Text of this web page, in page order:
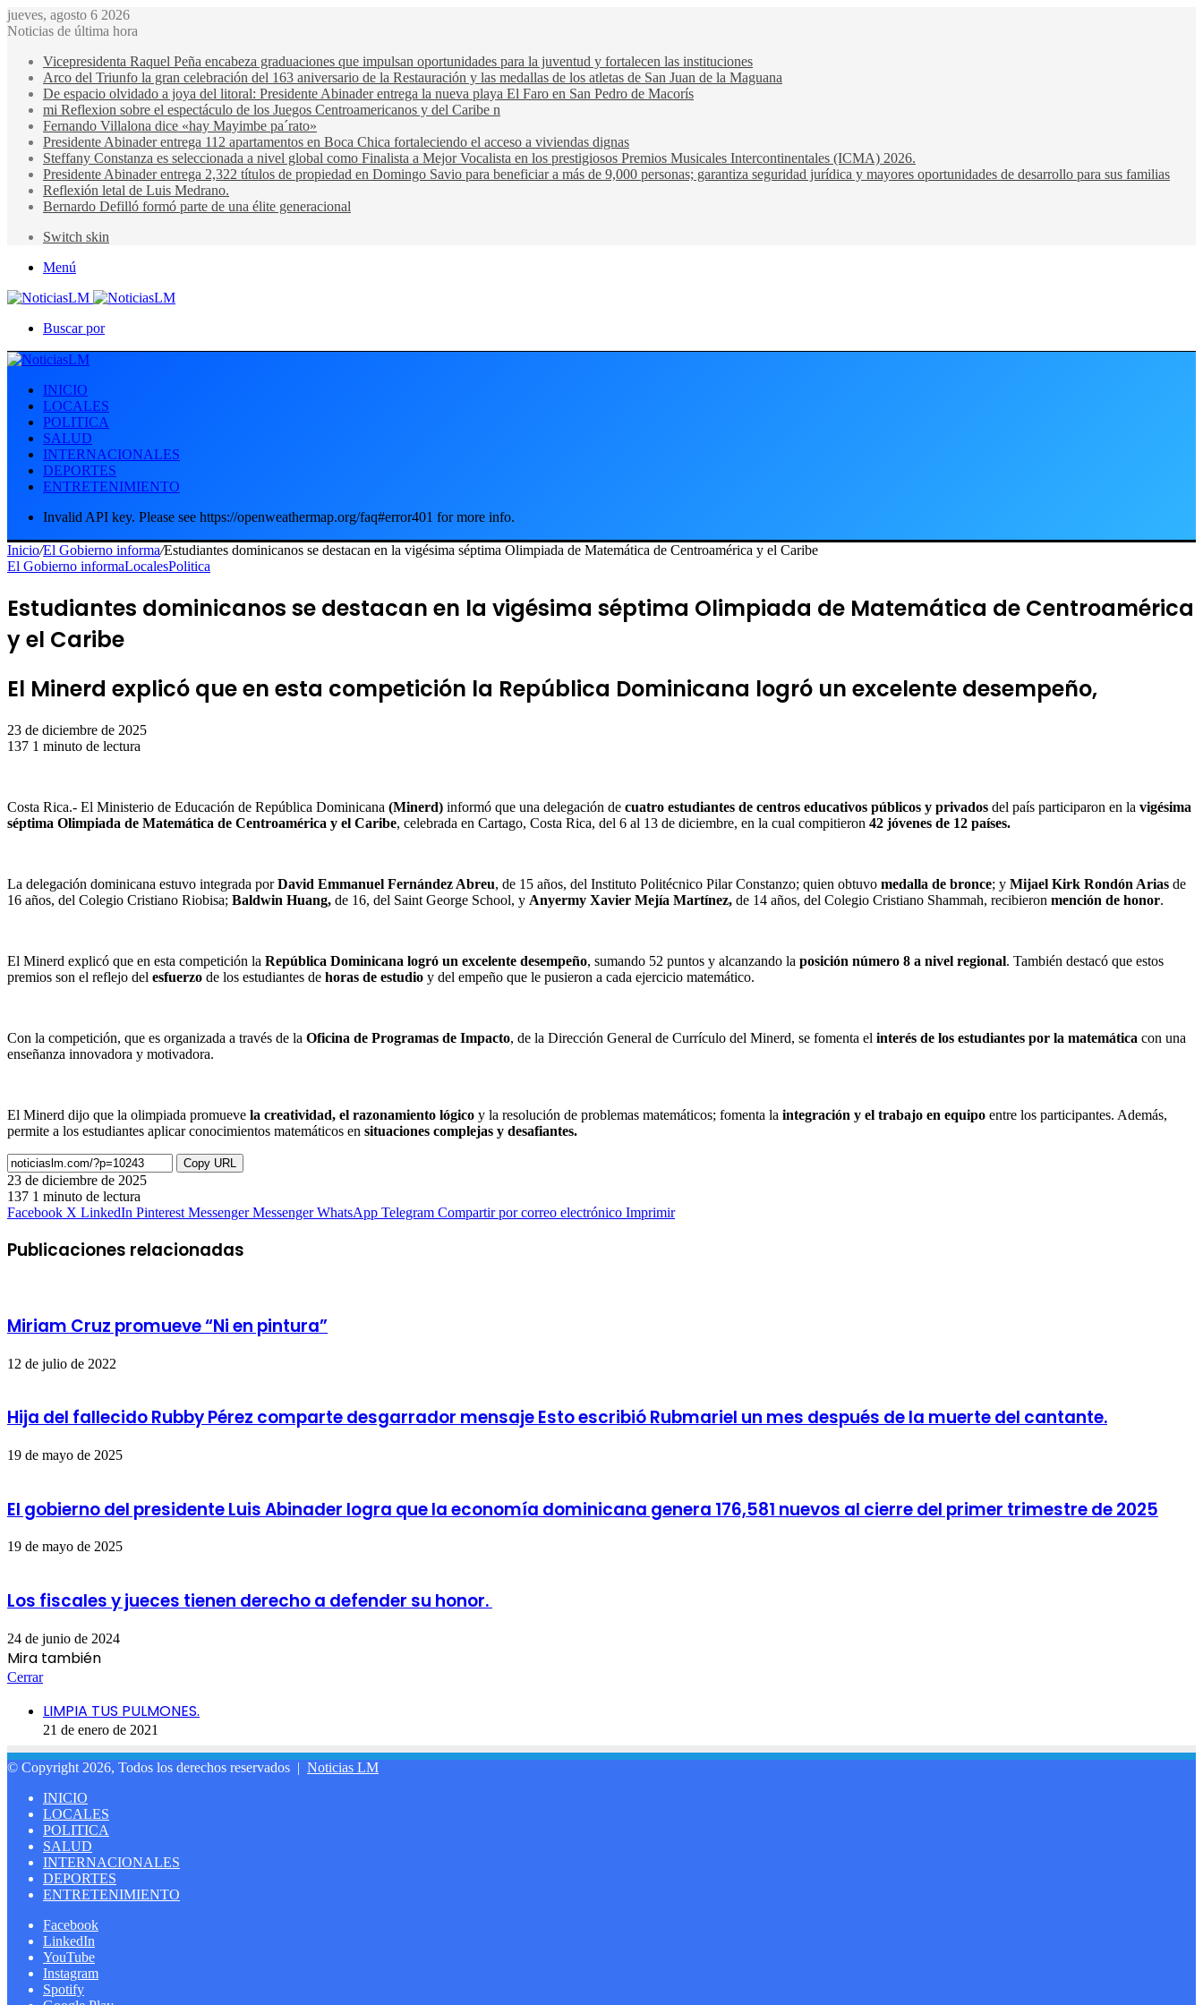
jueves, agosto 6 2026
Noticias de última hora
Vicepresidenta Raquel Peña encabeza graduaciones que impulsan oportunidades para la juventud y fortalecen las instituciones
Arco del Triunfo la gran celebración del 163 aniversario de la Restauración y las medallas de los atletas de San Juan de la Maguana
De espacio olvidado a joya del litoral: Presidente Abinader entrega la nueva playa El Faro en San Pedro de Macorís
mi Reflexion sobre el espectáculo de los Juegos Centroamericanos y del Caribe n
Fernando Villalona dice «hay Mayimbe pa´rato»
Presidente Abinader entrega 112 apartamentos en Boca Chica fortaleciendo el acceso a viviendas dignas
Steffany Constanza es seleccionada a nivel global como Finalista a Mejor Vocalista en los prestigiosos Premios Musicales Intercontinentales (ICMA) 2026.
Presidente Abinader entrega 2,322 títulos de propiedad en Domingo Savio para beneficiar a más de 9,000 personas; garantiza seguridad jurídica y mayores oportunidades de desarrollo para sus familias
Reflexión letal de Luis Medrano.
Bernardo Defilló formó parte de una élite generacional
Switch skin
Menú
Buscar por
INICIO
LOCALES
POLITICA
SALUD
INTERNACIONALES
DEPORTES
ENTRETENIMIENTO
Invalid API key. Please see https://openweathermap.org/faq#error401 for more info.
Inicio/El Gobierno informa/Estudiantes dominicanos se destacan en la vigésima séptima Olimpiada de Matemática de Centroamérica y el Caribe
El Gobierno informaLocalesPolitica
Estudiantes dominicanos se destacan en la vigésima séptima Olimpiada de Matemática de Centroamérica
y el Caribe
El Minerd explicó que en esta competición la República Dominicana logró un excelente desempeño,
23 de diciembre de 2025
137 1 minuto de lectura
Costa Rica.- El Ministerio de Educación de República Dominicana (Minerd) informó que una delegación de cuatro estudiantes de centros educativos públicos y privados del país participaron en la vigésima
séptima Olimpiada de Matemática de Centroamérica y el Caribe, celebrada en Cartago, Costa Rica, del 6 al 13 de diciembre, en la cual compitieron 42 jóvenes de 12 países.
La delegación dominicana estuvo integrada porDavid Emmanuel Fernández Abreu, de 15 años, del Instituto Politécnico Pilar Constanzo; quien obtuvo medalla de bronce; y Mijael Kirk Rondón Arias de
16 años, del Colegio Cristiano Riobisa; Baldwin Huang, de 16, del Saint George School, y Anyermy Xavier Mejía Martínez, de 14 años, del Colegio Cristiano Shammah, recibieron mención de honor.
El Minerd explicó que en esta competición la República Dominicana logró un excelente desempeño, sumando 52 puntos y alcanzando la posición número 8 a nivel regional. También destacó que estos
premios son el reflejo del esfuerzo de los estudiantes de horas de estudio y del empeño que le pusieron a cada ejercicio matemático.
Con la competición, que es organizada a través de la Oficina de Programas de Impacto, de la Dirección General de Currículo del Minerd, se fomenta el interés de los estudiantes por la matemática con una
enseñanza innovadora y motivadora.
El Minerd dijo que la olimpiada promueve la creatividad, el razonamiento lógico y la resolución de problemas matemáticos; fomenta la integración y el trabajo en equipo entre los participantes. Además,
permite a los estudiantes aplicar conocimientos matemáticos en situaciones complejas y desafiantes.
Copy URL
23 de diciembre de 2025
137 1 minuto de lectura
Facebook X LinkedIn Pinterest Messenger Messenger WhatsApp Telegram Compartir por correo electrónico Imprimir
Publicaciones relacionadas
Miriam Cruz promueve “Ni en pintura”
12 de julio de 2022
Hija del fallecido Rubby Pérez comparte desgarrador mensaje Esto escribió Rubmariel un mes después de la muerte del cantante.
19 de mayo de 2025
El gobierno del presidente Luis Abinader logra que la economía dominicana genera 176,581 nuevos al cierre del primer trimestre de 2025
19 de mayo de 2025
Los fiscales y jueces tienen derecho a defender su honor.
24 de junio de 2024
Mira también
Cerrar
LIMPIA TUS PULMONES.
21 de enero de 2021
© Copyright 2026, Todos los derechos reservados | Noticias LM
INICIO
LOCALES
POLITICA
SALUD
INTERNACIONALES
DEPORTES
ENTRETENIMIENTO
Facebook
LinkedIn
YouTube
Instagram
Spotify